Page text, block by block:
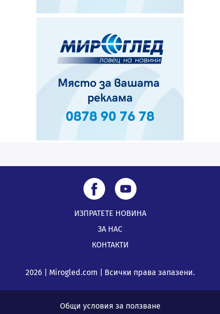
ИЗПРАТЕТЕ НОВИНА
ЗА НАС
КОНТАКТИ
2026 | Mirogled.com | Всички права запазени.
Общи условия за ползване